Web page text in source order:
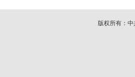
版权所有：中